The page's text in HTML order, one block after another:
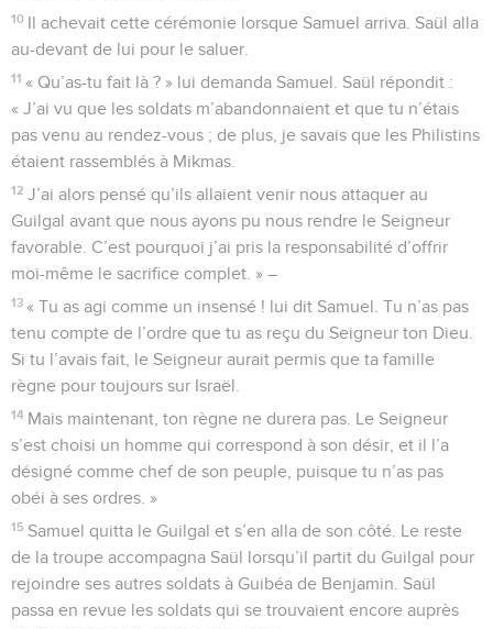
10 Il achevait cette cérémonie lorsque Samuel arriva. Saül alla
au-devant de lui pour le saluer.
11 « Qu’as-tu fait là ? » lui demanda Samuel. Saül répondit :
« J’ai vu que les soldats m’abandonnaient et que tu n’étais
pas venu au rendez-vous ; de plus, je savais que les Philistins
étaient rassemblés à Mikmas.
12 J’ai alors pensé qu’ils allaient venir nous attaquer au
Guilgal avant que nous ayons pu nous rendre le Seigneur
favorable. C’est pourquoi j’ai pris la responsabilité d’offrir
moi-même le sacrifice complet. » –
13 « Tu as agi comme un insensé ! lui dit Samuel. Tu n’as pas
tenu compte de l’ordre que tu as reçu du Seigneur ton Dieu.
Si tu l’avais fait, le Seigneur aurait permis que ta famille
règne pour toujours sur Israël.
14 Mais maintenant, ton règne ne durera pas. Le Seigneur
s’est choisi un homme qui correspond à son désir, et il l’a
désigné comme chef de son peuple, puisque tu n’as pas
obéi à ses ordres. »
15 Samuel quitta le Guilgal et s’en alla de son côté. Le reste
de la troupe accompagna Saül lorsqu’il partit du Guilgal pour
rejoindre ses autres soldats à Guibéa de Benjamin. Saül
passa en revue les soldats qui se trouvaient encore auprès